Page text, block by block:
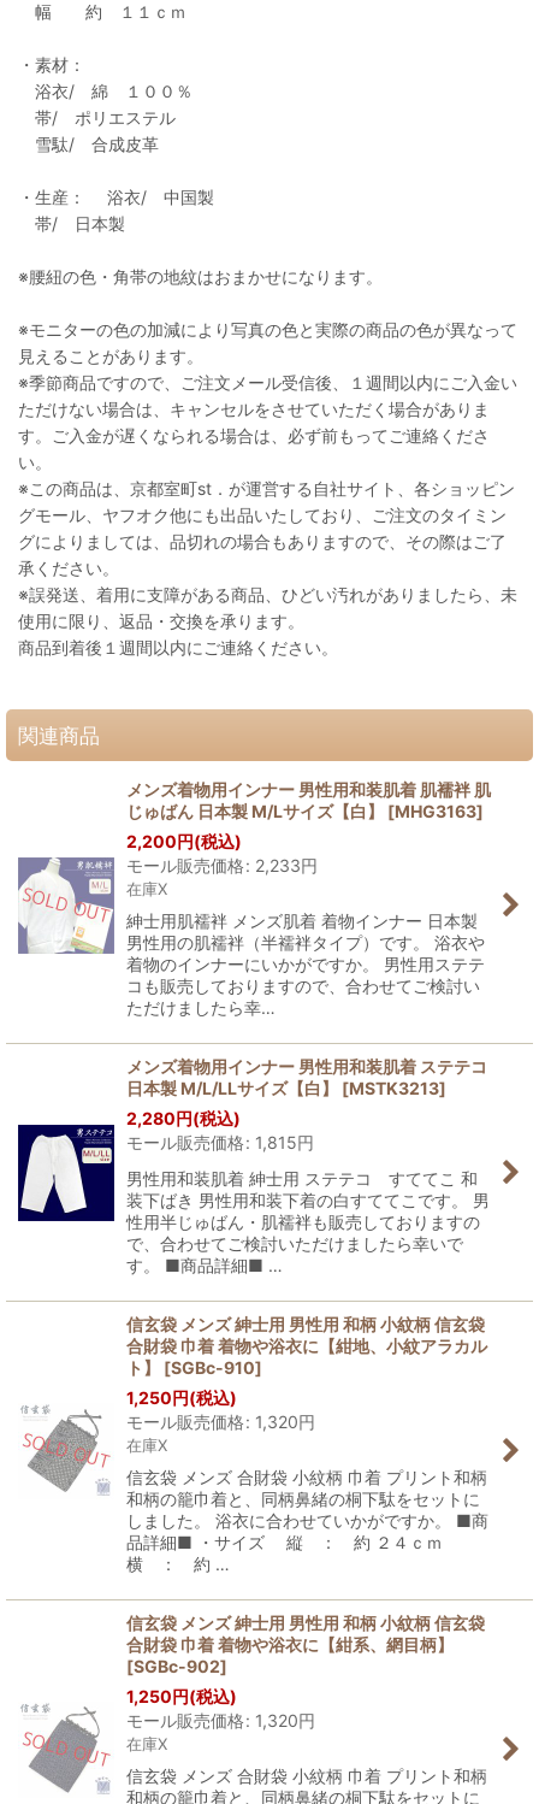
幅 約 １１ｃｍ
・素材：
浴衣/ 綿 １００％
帯/ ポリエステル
雪駄/ 合成皮革
・生産： 浴衣/ 中国製
帯/ 日本製
※腰紐の色・角帯の地紋はおまかせになります。
※モニターの色の加減により写真の色と実際の商品の色が異なって
見えることがあります。
※季節商品ですので、ご注文メール受信後、１週間以内にご入金い
ただけない場合は、キャンセルをさせていただく場合がありま
す。ご入金が遅くなられる場合は、必ず前もってご連絡くださ
い。
※この商品は、京都室町st．が運営する自社サイト、各ショッピン
グモール、ヤフオク他にも出品いたしており、ご注文のタイミン
グによりましては、品切れの場合もありますので、その際はご了
承ください。
※誤発送、着用に支障がある商品、ひどい汚れがありましたら、未
使用に限り、返品・交換を承ります。
商品到着後１週間以内にご連絡ください。
関連商品
メンズ着物用インナー 男性用和装肌着 肌襦袢 肌
じゅばん 日本製 M/Lサイズ【白】
[MHG3163]
2,200円(税込)
モール販売価格: 2,233円
在庫X
紳士用肌襦袢 メンズ肌着 着物インナー 日本製
男性用の肌襦袢（半襦袢タイプ）です。 浴衣や
着物のインナーにいかがですか。 男性用ステテ
コも販売しておりますので、合わせてご検討い
ただけましたら幸…
メンズ着物用インナー 男性用和装肌着 ステテコ
日本製 M/L/LLサイズ【白】
[MSTK3213]
2,280円(税込)
モール販売価格: 1,815円
男性用和装肌着 紳士用 ステテコ すててこ 和
装下ばき 男性用和装下着の白すててこです。 男
性用半じゅばん・肌襦袢も販売しておりますの
で、合わせてご検討いただけましたら幸いで
す。 ■商品詳細■ …
信玄袋 メンズ 紳士用 男性用 和柄 小紋柄 信玄袋
合財袋 巾着 着物や浴衣に【紺地、小紋アラカル
ト】
[SGBc-910]
1,250円(税込)
モール販売価格: 1,320円
在庫X
信玄袋 メンズ 合財袋 小紋柄 巾着 プリント和柄
和柄の籠巾着と、同柄鼻緒の桐下駄をセットに
しました。 浴衣に合わせていかがですか。 ■商
品詳細■ ・サイズ 縦 ： 約 ２４ｃｍ
横 ： 約 …
信玄袋 メンズ 紳士用 男性用 和柄 小紋柄 信玄袋
合財袋 巾着 着物や浴衣に【紺系、網目柄】
[SGBc-902]
1,250円(税込)
モール販売価格: 1,320円
在庫X
信玄袋 メンズ 合財袋 小紋柄 巾着 プリント和柄
和柄の籠巾着と、同柄鼻緒の桐下駄をセットに